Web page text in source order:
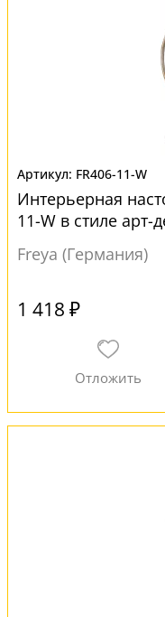
FR406-11-W
Интерьерная
11-W в стиле арт-
Freya (Германия)
1 418 ₽